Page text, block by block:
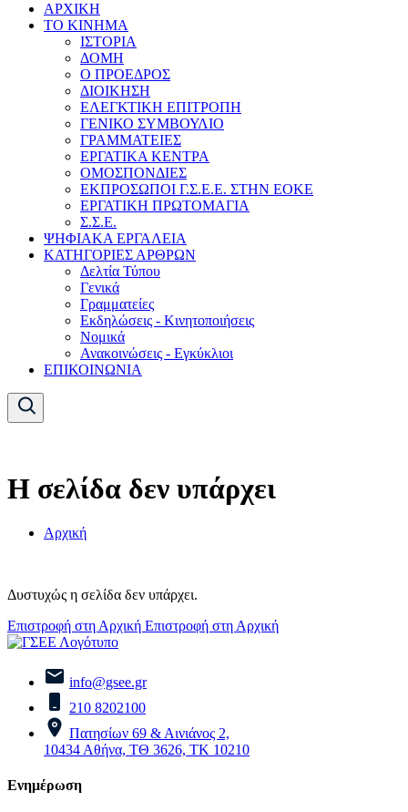
ΑΡΧΙΚΗ
ΤΟ ΚΙΝΗΜΑ
ΙΣΤΟΡΙΑ
ΔΟΜΗ
Ο ΠΡΟΕΔΡΟΣ
ΔΙΟΙΚΗΣΗ
ΕΛΕΓΚΤΙΚΗ ΕΠΙΤΡΟΠΗ
ΓΕΝΙΚΟ ΣΥΜΒΟΥΛΙΟ
ΓΡΑΜΜΑΤΕΙΕΣ
ΕΡΓΑΤΙΚΑ ΚΕΝΤΡΑ
ΟΜΟΣΠΟΝΔΙΕΣ
ΕΚΠΡΟΣΩΠΟΙ Γ.Σ.Ε.Ε. ΣΤΗΝ ΕΟΚΕ
ΕΡΓΑΤΙΚΗ ΠΡΩΤΟΜΑΓΙΑ
Σ.Σ.Ε.
ΨΗΦΙΑΚΑ ΕΡΓΑΛΕΙΑ
ΚΑΤΗΓΟΡΙΕΣ ΑΡΘΡΩΝ
Δελτία Τύπου
Γενικά
Γραμματείες
Εκδηλώσεις - Κινητοποιήσεις
Νομικά
Ανακοινώσεις - Εγκύκλιοι
ΕΠΙΚΟΙΝΩΝΙΑ
Η σελίδα δεν υπάρχει
Αρχική
Δυστυχώς η σελίδα δεν υπάρχει.
Επιστροφή στη Αρχική Επιστροφή στη Αρχική
info@gsee.gr
210 8202100
Πατησίων 69 & Αινιάνος 2,
10434 Αθήνα, ΤΘ 3626, ΤΚ 10210
Ενημέρωση